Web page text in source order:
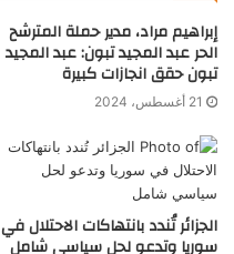
إبراهيم مراد، مدير حملة المترشح
الحر عبد المجيد تبون: عبد المجيد
تبون حقق انجازات كبيرة
21 أغسطس، 2024
الجزائر تُندد بانتهاكات الاحتلال في
سوريا وتدعو لحل سياسي شامل